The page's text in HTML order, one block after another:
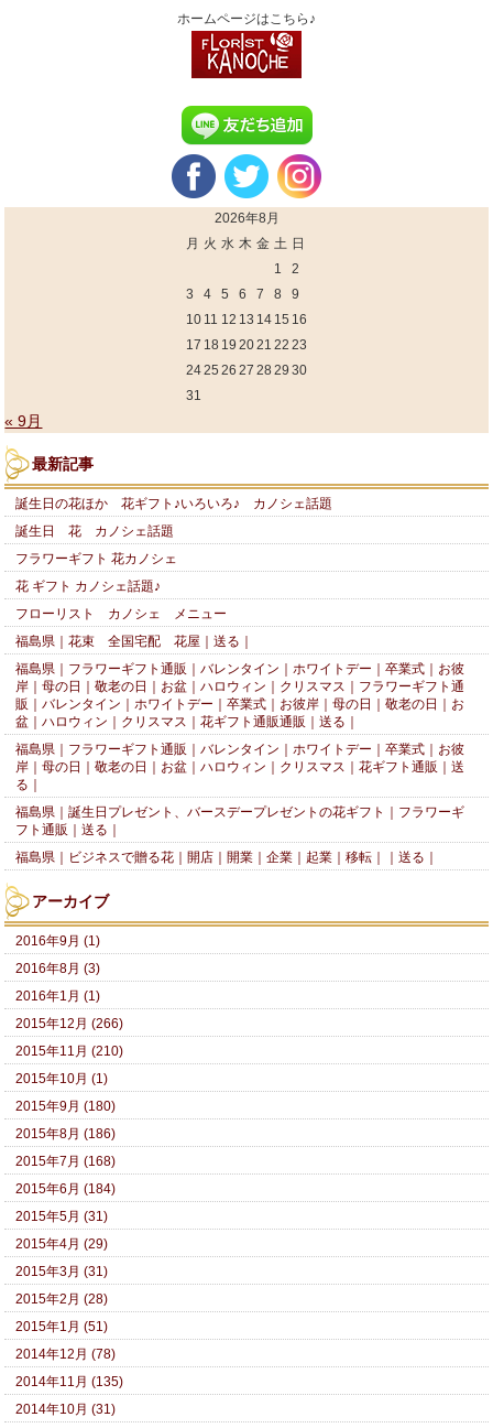
ホームページはこちら♪
2026年8月
月 火 水 木 金 土 日
1
2
3
4 5 6 7 8
9
10 11 12 13 14 15 16
17 18 19 2021 22 23
2425 26 27 28 29 30
31
« 9月
最新記事
誕生日の花ほか 花ギフト♪いろいろ♪ カノシェ話題
誕生日 花 カノシェ話題
フラワーギフト 花カノシェ
花 ギフト カノシェ話題♪
フローリスト カノシェ メニュー
福島県｜花束 全国宅配 花屋｜送る｜
福島県｜フラワーギフト通販｜バレンタイン｜ホワイトデー｜卒業式｜お彼
岸｜母の日｜敬老の日｜お盆｜ハロウィン｜クリスマス｜フラワーギフト通
販｜バレンタイン｜ホワイトデー｜卒業式｜お彼岸｜母の日｜敬老の日｜お
盆｜ハロウィン｜クリスマス｜花ギフト通販通販｜送る｜
福島県｜フラワーギフト通販｜バレンタイン｜ホワイトデー｜卒業式｜お彼
岸｜母の日｜敬老の日｜お盆｜ハロウィン｜クリスマス｜花ギフト通販｜送
る｜
福島県｜誕生日プレゼント、バースデープレゼントの花ギフト｜フラワーギ
フト通販｜送る｜
福島県｜ビジネスで贈る花｜開店｜開業｜企業｜起業｜移転｜｜送る｜
アーカイブ
2016年9月 (1)
2016年8月 (3)
2016年1月 (1)
2015年12月 (266)
2015年11月 (210)
2015年10月 (1)
2015年9月 (180)
2015年8月 (186)
2015年7月 (168)
2015年6月 (184)
2015年5月 (31)
2015年4月 (29)
2015年3月 (31)
2015年2月 (28)
2015年1月 (51)
2014年12月 (78)
2014年11月 (135)
2014年10月 (31)